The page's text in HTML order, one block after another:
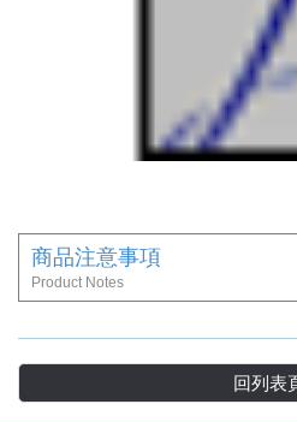
商品注意事項
Product Notes
回列表